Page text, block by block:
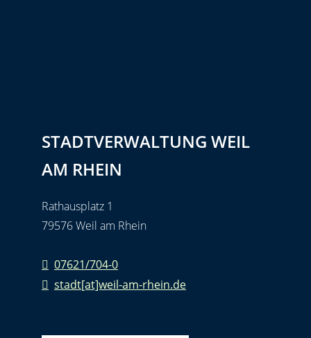
STADTVERWALTUNG WEIL
AM RHEIN
Rathausplatz 1
79576 Weil am Rhein
07621/704-0
stadt[at]weil-am-rhein.de